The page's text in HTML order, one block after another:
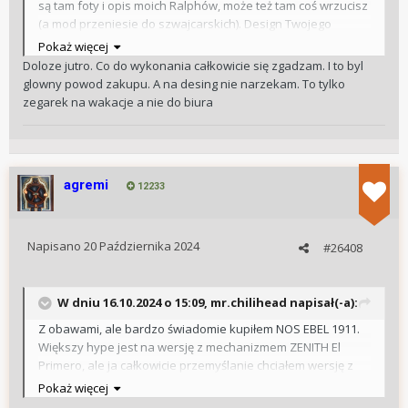
są tam foty i opis moich Ralphów, może też tam coś wrzucisz
(a mod przeniesie do szwajcarskich). Design Twojego
kontrowersyjny ale na pewno dobrze wykonany jak
wszystkie Ralphy.
Pokaż więcej
Doloze jutro. Co do wykonania całkowicie się zgadzam. I to byl
glowny powod zakupu. A na desing nie narzekam. To tylko
zegarek na wakacje a nie do biura
agremi 12233
#26408
Napisano 20 Października 2024
W dniu 16.10.2024 o 15:09, mr.chilihead napisał(-a):
Z obawami, ale bardzo świadomie kupiłem NOS EBEL 1911.
Większy hype jest na wersję z mechanizmem ZENITH El
Primero, ale ja całkowicie przemyślanie chciałem wersję z
kal. 137 opartym o mechanizm Lemania 1340. Ten
konkretnie model ma sub tarcze w eliptycznym kształcie, co
Pokaż więcej